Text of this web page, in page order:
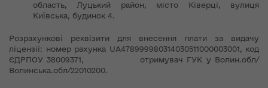
область, Луцький район, місто Ківерці, вулиця
Київська, будинок 4.
Розрахункові реквізити для внесення плати за видачу
ліцензії: номер рахунка UA478999980314030511000003001, код
ЄДРПОУ 38009371, отримувач ГУК у Волин.обл/
Волинська.обл/22010200.